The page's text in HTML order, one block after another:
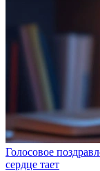
Голосовое
сердце тает